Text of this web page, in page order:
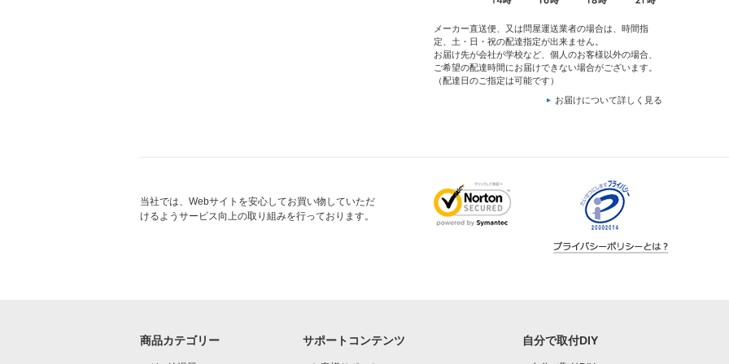
メーカー直送便、又は問屋運送業者の場合は、時間指
定、土・日・祝の配達指定が出来ません。
お届け先が会社が学校など、個人のお客様以外の場合、
ご希望の配達時間にお届けできない場合がございます。
（配達日のご指定は可能です）
お届けについて詳しく見る
当社では、Webサイトを安心してお買い物していただ
けるようサービス向上の取り組みを行っております。
商品カテゴリー サポートコンテンツ 自分で取付DIY